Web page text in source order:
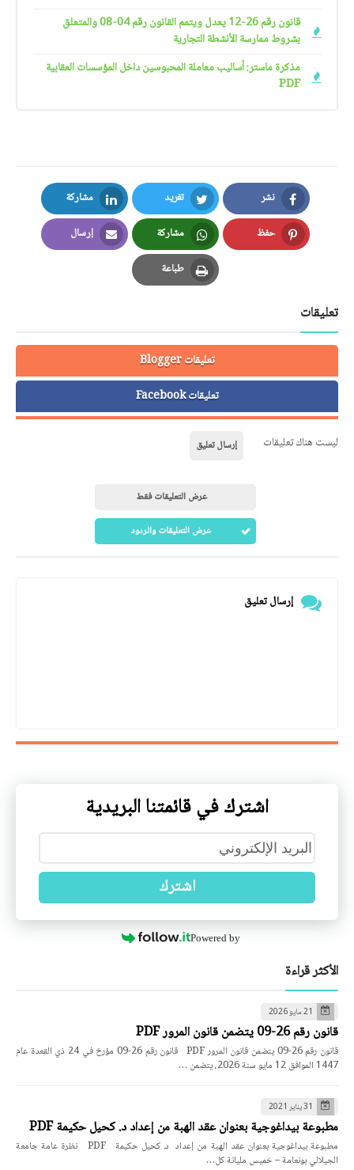
قانون رقم 26-12 يعدل ويتمم القانون رقم 04-08 والمتعلق
بشروط ممارسة الأنشطة التجارية
مذكرة ماستر: أساليب معاملة المحبوسين داخل المؤسسات العقابية
PDF
نشر
Facebook
تغريد
Twitter
مشاركة
LinkedIn
حفظ
Pinterest
مشاركة
Whatsapp
إرسال
Email
طباعة
Print
تعليقات
تعليقات Blogger
تعليقات Facebook
ليست هناك تعليقات إرسال تعليق
عرض التعليقات فقط
عرض التعليقات والردود
إرسال تعليق
اشترك في قائمتنا البريدية
اشترك
Powered by
الأكثر قراءة
21 مايو 2026
قانون رقم 26-09 يتضمن قانون المرور PDF
قانون رقم 26-09 يتضمن قانون المرور PDF قانون رقم 26-09 مؤرخ في 24 ذي القعدة عام
1447 الموافق 12 مايو سنة 2026، يتضمن …
31 يناير 2021
مطبوعة بيداغوجية بعنوان عقد الهبة من إعداد د. كحيل حكيمة PDF
مطبوعة بيداغوجية بعنوان عقد الهبة من إعداد د. كحيل حكيمة PDF نظرة عامة جامعة
الجيلالي بونعامة – خميس مليانة كل…